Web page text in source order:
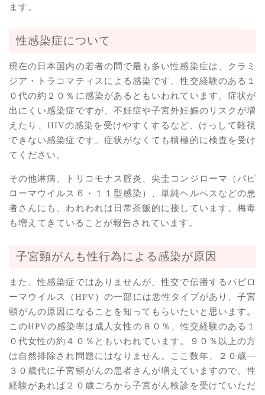
ます。
性感染症について
現在の日本国内の若者の間で最も多い性感染症は、クラミ
ジア・トラコマティスによる感染です。性交経験のある１
０代の約２０％に感染があるともいわれています。症状が
出にくい感染症ですが、不妊症や子宮外妊娠のリスクが増
えたり、HIVの感染を受けやすくするなど、けっして軽視
できない感染症です。症状がなくても積極的に検査を受け
てください。
その他淋病、トリコモナス腟炎、尖圭コンジローマ（パピ
ローマウイルス６・１１型感染）、単純ヘルペスなどの患
者さんにも、われわれは日常茶飯的に接しています。梅毒
も増えてきていることが報告されています。
子宮頸がんも性行為による感染が原因
また、性感染症ではありませんが、性交で伝播するパピロ
ーマウイルス（HPV）の一部には悪性タイプがあり、子宮
頸がんの原因になることを知ってもらいたいと思います。
このHPVの感染率は成人女性の８０％、性交経験のある１
０代女性の約４０％ともいわれています。９０％以上の方
は自然排除され問題にはなりません。ここ数年、２０歳―
３０歳代に子宮頸がんの患者さんが増えていますので、性
経験があれば２０歳ごろから子宮がん検診を受けていただ